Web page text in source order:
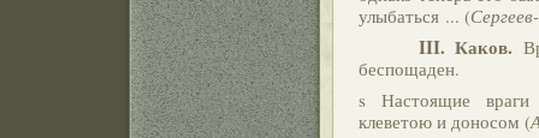
улыбаться ... (
III. Каков.
беспощаден.
s Настоящие враги
клеветою и доносом (